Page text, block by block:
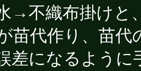
→不織布掛けと
苗代作り、苗
差になるよう